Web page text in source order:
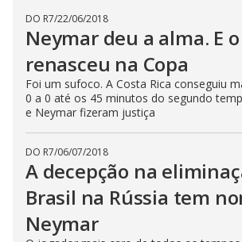
DO R7/22/06/2018
Neymar deu a alma. E
renasceu na Copa
Foi um sufoco. A Costa Rica conseguiu
0 a 0 até os 45 minutos do segundo
e Neymar fizeram justiça
DO R7/06/07/2018
A decepção na
Brasil na Rússia tem
Neymar